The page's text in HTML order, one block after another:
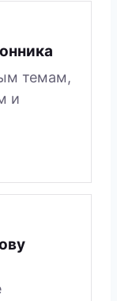
темам,
и